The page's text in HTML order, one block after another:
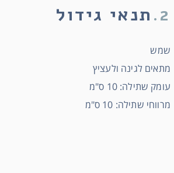
2. תנאי גידול
שמש
מתאים לגינה ולעציץ
עומק שתילה: 10 ס"מ
מרווחי שתילה: 10 ס"מ